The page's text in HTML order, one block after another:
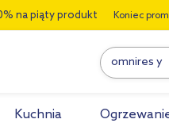
na piąty produkt Koniec
Kuchnia